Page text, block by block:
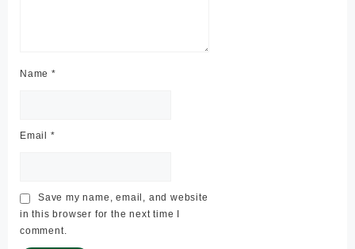
Name *
Email *
Save my name, email, and website
in this browser for the next time I
comment.